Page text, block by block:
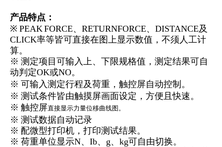
产品特点：
※ PEAK FORCE、RETURNFORCE、DISTANCE及
CLICK率等皆可直接在图上显示数值，不须人工计
算。
※ 测定项目可输入上、下限规格值，测定结果可自
动判定OK或NO。
※ 可输入测定行程及荷重，触控屏自动控制。
※ 测试条件皆由触摸屏画面设定，方便且快速。
※ 触控屏直接显示力量位移曲线图。
※ 测试数据自动记录
※ 配微型打印机，打印测试结果。
※ 荷重单位显示N、Ib、g、kg可自由切换。